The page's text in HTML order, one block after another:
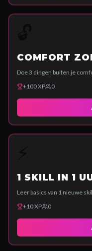
COMFORT
Doe 3 dingen buiten je
+100XP 0
1 SKILL IN 1
Leer basics van 1 nieuwe
+10XP 0